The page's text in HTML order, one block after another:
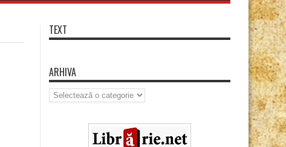
TEXT
ARHIVA
Arhiva